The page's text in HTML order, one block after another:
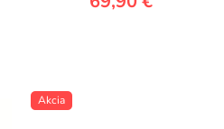
Akcia